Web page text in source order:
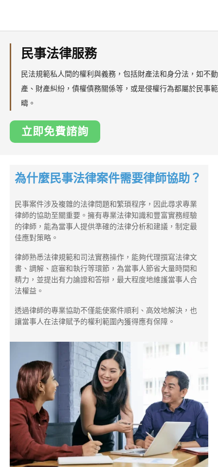
民事法律服務
民法規範私人間的權利與義務，包括財產法和身分法，如不動
產、財產糾紛，債權債務關係等，或是侵權行為都屬於民事範
疇。
立即免費諮詢
為什麼民事法律案件需要律師協助？
民事案件涉及複雜的法律問題和繁瑣程序，因此尋求專業
律師的協助至關重要。擁有專業法律知識和豐富實務經驗
的律師，能為當事人提供準確的法律分析和建議，制定最
佳應對策略。
律師熟悉法律規範和司法實務操作，能夠代理撰寫法律文
書、調解、庭審和執行等環節，為當事人節省大量時間和
精力，並提出有力論證和答辯，最大程度地維護當事人合
法權益。
透過律師的專業協助不僅能使案件順利、高效地解決，也
讓當事人在法律賦予的權利範圍內獲得應有保障。